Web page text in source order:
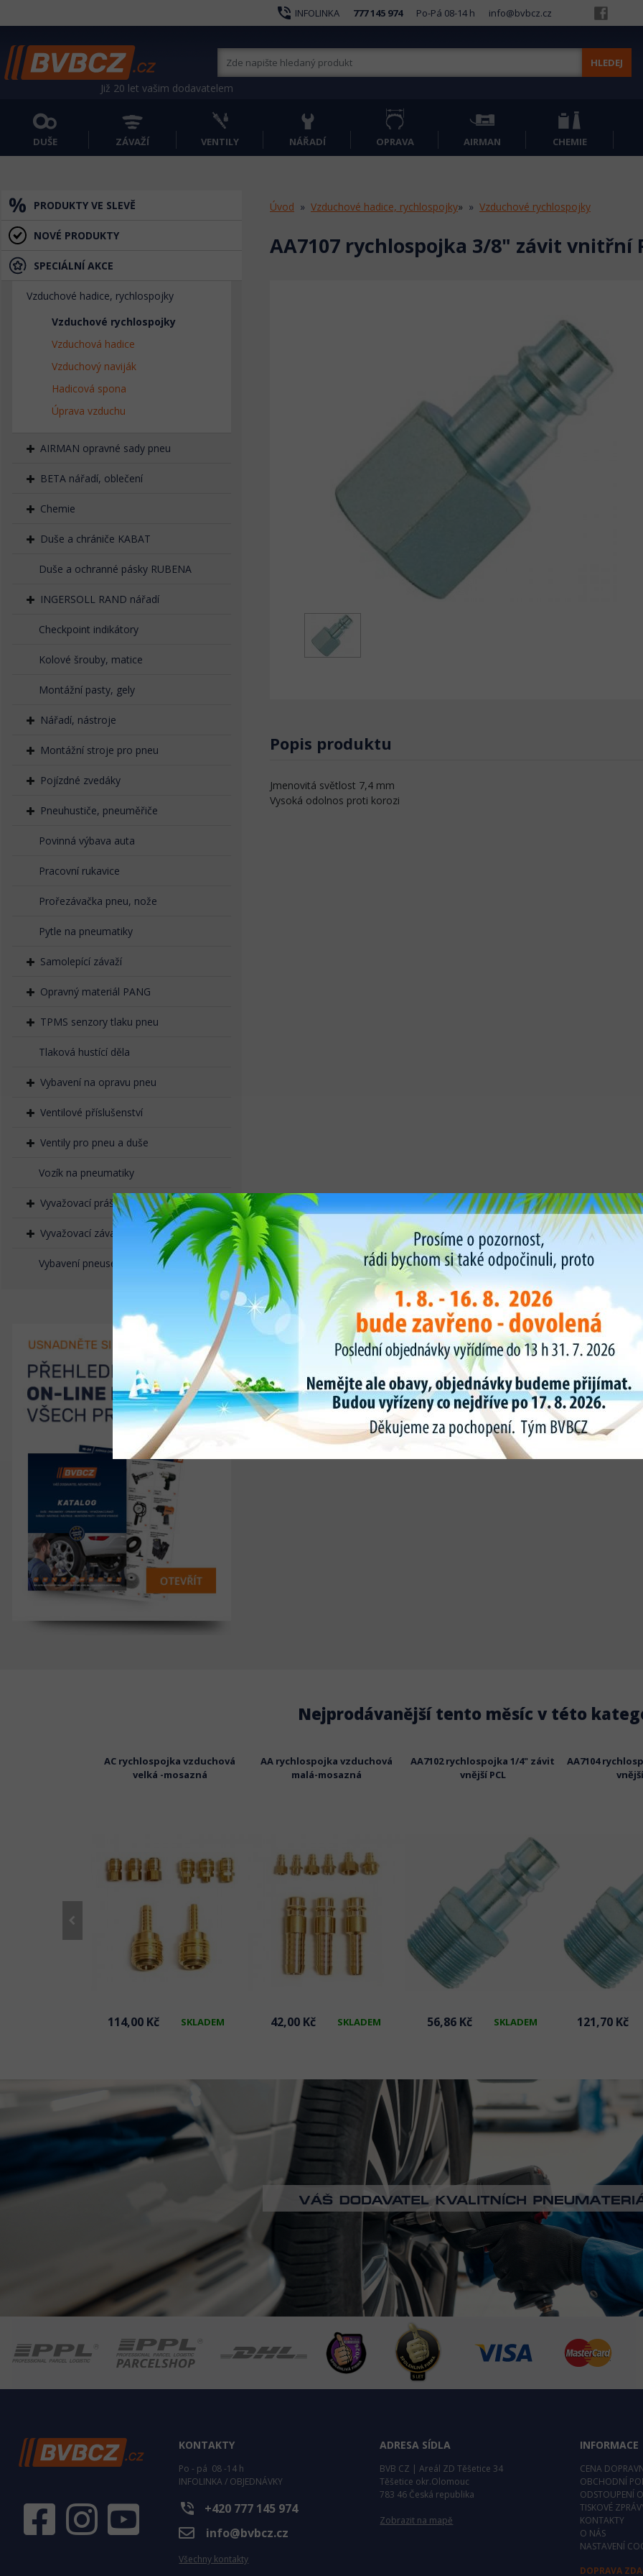
phone_in_talk INFOLINKA 777 145 974 Po-Pá 08-14 h info@bvbcz.cz
Již 20 let vašim dodavatelem
HLEDEJ
DUŠE ZÁVAŽÍ VENTILY NÁŘADÍ OPRAVA AIRMAN CHEMIE
PRODUKTY VE SLEVĚ
NOVÉ PRODUKTY
SPECIÁLNÍ AKCE
Vzduchové hadice, rychlospojky
Vzduchové rychlospojky
Vzduchová hadice
Vzduchový naviják
Hadicová spona
Úprava vzduchu
AIRMAN opravné sady pneu
BETA nářadí, oblečení
Chemie
Duše a chrániče KABAT
Duše a ochranné pásky RUBENA
INGERSOLL RAND nářadí
Checkpoint indikátory
Kolové šrouby, matice
Montážní pasty, gely
Nářadí, nástroje
Montážní stroje pro pneu
Pojízdné zvedáky
Pneuhustiče, pneuměřiče
Povinná výbava auta
Pracovní rukavice
Prořezávačka pneu, nože
Pytle na pneumatiky
Samolepící závaží
Opravný materiál PANG
TPMS senzory tlaku pneu
Tlaková hustící děla
Vybavení na opravu pneu
Ventilové příslušenství
Ventily pro pneu a duše
Vozík na pneumatiky
Vyvažovací prášek, granulát
Vyvažovací závaží naklepávací
Vybavení pneuservisů
Úvod Vzduchové hadice, rychlospojky» Vzduchové rychlospojky
AA7107 rychlospojka 3/8" závit vnitřní
Popis produktu
Jmenovitá světlost 7,4 mm
Vysoká odolnos proti korozi
Nejprodávanější tento měsíc v této
AC rychlospojka vzduchová
velká -mosazná
114,00 Kč SKLADEM
AA rychlospojka vzduchová
malá-mosazná
42,00 Kč SKLADEM
AA7102 rychlospojka 1/4" závit
vnější PCL
56,86 Kč SKLADEM
AA7104
121,70 Kč
KONTAKTY
Po - pá 08 -14 h
INFOLINKA / OBJEDNÁVKY
phone_in_talk
+420 777 145 974
info@bvbcz.cz
Všechny kontakty
ADRESA SÍDLA
BVB CZ | Areál ZD Těšetice 34
Těšetice okr.Olomouc
783 46 Česká republika
Zobrazit na mapě
INFORMACE
CENA
OBCHODNÍ
ODSTOUPENÍ
TISKOVÉ
KONTAKTY
O NÁS
NASTAVENÍ
DOPRAVA